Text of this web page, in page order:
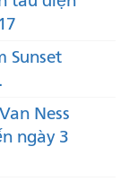
Sunset
Ness
ngày 3